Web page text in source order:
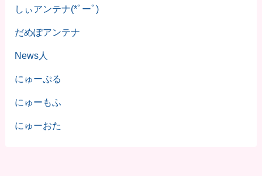
しぃアンテナ(*ﾟーﾟ)
だめぽアンテナ
News人
にゅーぷる
にゅーもふ
にゅーおた